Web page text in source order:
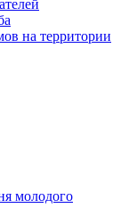
на территории
молодого